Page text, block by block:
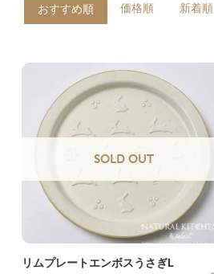
おすすめ順 価格順 新着順
SOLD OUT
リムプレートエンボスうさぎL